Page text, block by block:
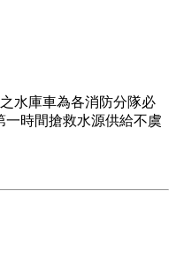
水庫車為各消防分隊必
時間搶救水源供給不虞